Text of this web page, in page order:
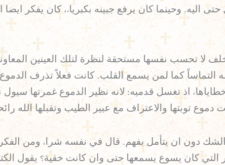
اليه. وحينما كان يرفع جبينه بكبرياء، كان يفكر
لا تحسب نفسها مستحقة لنظرة لتلك العينين
التماساً كما لمن يسمع القلب. كانت فعلاً تذرف
اذ تغسل قدميه: لانه نظير الدموع غمرتها
دموع توبتها والاعتراف مع عبير الطيب وتقبلها الله
دون ان يتأمل بفهم. قال في نفسه شرا، ومن الفكر
التي كان يسوع يسمعها حتى وان كانت خفية؟ يقول